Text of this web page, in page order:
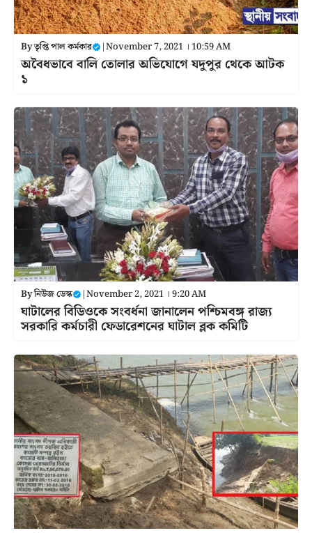
Byতৃপ্তি পাল কর্মকার |November 7, 2021 । 10:59 AM
অবৈধভাবে বালি তোলার অভিযোগে যদুপুর থেকে আটক
১
Byনিউজ ডেস্ক |November 2, 2021 । 9:20 AM
ঘাটালের বিডিওকে সংবর্ধনা জানালেন পশ্চিমবঙ্গ রাজ্য
সরকারি কর্মচারী ফেডারেশনের ঘাটাল ব্লক কমিটি